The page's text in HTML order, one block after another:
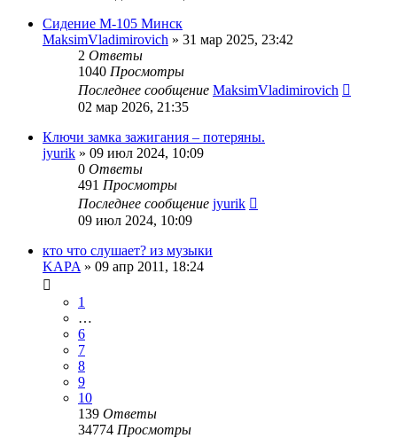
Сидение М-105 Минск
MaksimVladimirovich » 31 мар 2025, 23:42
2 Ответы
1040 Просмотры
Последнее сообщение MaksimVladimirovich
02 мар 2026, 21:35
Ключи замка зажигания – потеряны.
jyurik » 09 июл 2024, 10:09
0 Ответы
491 Просмотры
Последнее сообщение jyurik
09 июл 2024, 10:09
кто что слушает? из музыки
KAPA » 09 апр 2011, 18:24
1
…
6
7
8
9
10
139 Ответы
34774 Просмотры